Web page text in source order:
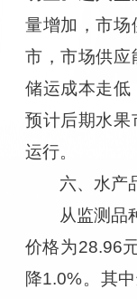
量增加，市场
市，市场供应
储运成本走低
预计后期水果
运行。
六、水产
从监测品
价格为28.96
降1.0%。其